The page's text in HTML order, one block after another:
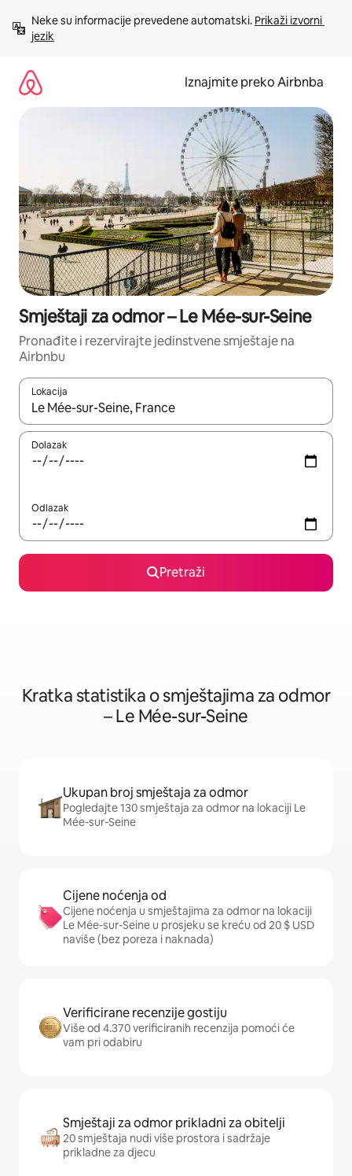
sadržaj
Neke su informacije prevedene automatski. Prikaži izvorni
jezik
Iznajmite preko Airbnba
Smještaji za odmor – Le Mée-sur-Seine
Pronađite i rezervirajte jedinstvene smještaje na
Airbnbu
Lokacija
Kada budu dostupni rezultati, moći ćete ih pregledati
Dolazak
Odlazak
Pretraži
Kratka statistika o smještajima za odmor
– Le Mée-sur-Seine
Ukupan broj smještaja za odmor
Pogledajte 130 smještaja za odmor na lokaciji Le
Mée-sur-Seine
Cijene noćenja od
Cijene noćenja u smještajima za odmor na lokaciji
Le Mée-sur-Seine u prosjeku se kreću od 20 $ USD
naviše (bez poreza i naknada)
Verificirane recenzije gostiju
Više od 4.370 verificiranih recenzija pomoći će
vam pri odabiru
Smještaji za odmor prikladni za obitelji
20 smještaja nudi više prostora i sadržaje
prikladne za djecu